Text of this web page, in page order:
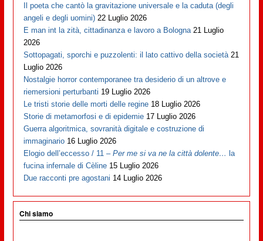
Il poeta che cantò la gravitazione universale e la caduta (degli
angeli e degli uomini) 22 Luglio 2026
E man int la zità, cittadinanza e lavoro a Bologna 21 Luglio
2026
Sottopagati, sporchi e puzzolenti: il lato cattivo della società 21
Luglio 2026
Nostalgie horror contemporanee tra desiderio di un altrove e
riemersioni perturbanti 19 Luglio 2026
Le tristi storie delle morti delle regine 18 Luglio 2026
Storie di metamorfosi e di epidemie 17 Luglio 2026
Guerra algoritmica, sovranità digitale e costruzione di
immaginario 16 Luglio 2026
Elogio dell’eccesso / 11 –Per me si va ne la città dolente… la
fucina infernale di Cèline 15 Luglio 2026
Due racconti pre agostani 14 Luglio 2026
Chi siamo